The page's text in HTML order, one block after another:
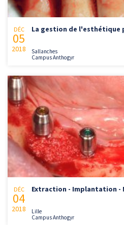
DÉC
05
2018
La gestion de l'esthétique
Sallanches
Campus Anthogyr
DÉC
04
2018
Extraction - Implantation -
Lille
Campus Anthogyr